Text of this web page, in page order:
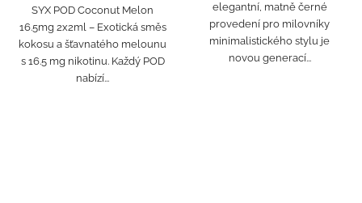
SYX POD Coconut Melon
16.5mg 2x2ml – Exotická směs
kokosu a šťavnatého melounu
s 16.5 mg nikotinu. Každý POD
nabízí...
elegantní, matně černé
provedení pro milovníky
minimalistického stylu je
novou generací...